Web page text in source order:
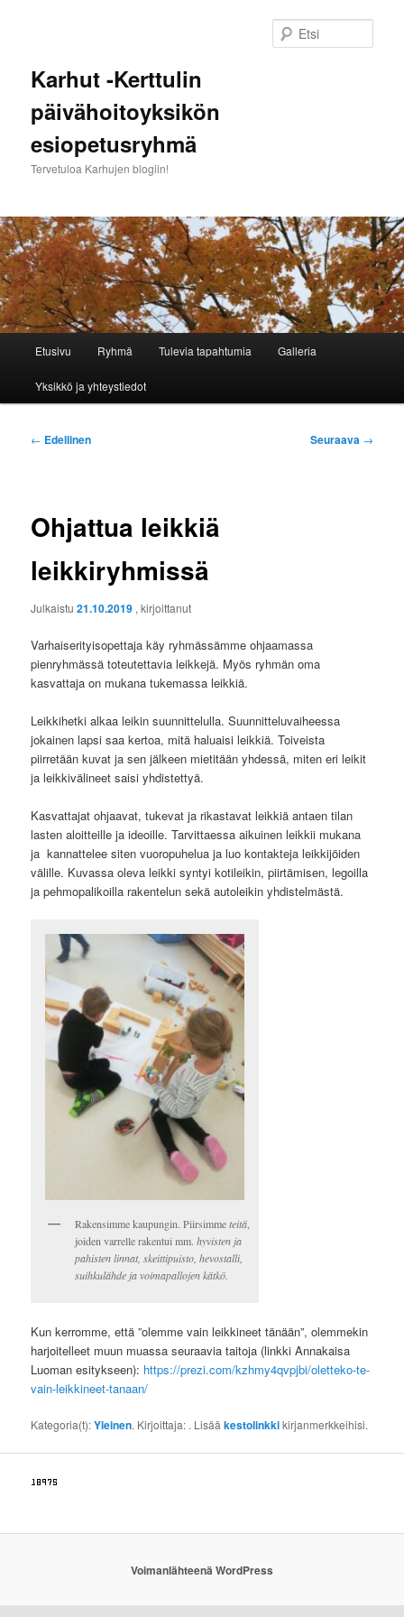
Karhut -Kerttulin
päivähoitoyksikön
esiopetusryhmä
Tervetuloa Karhujen blogiin!
Etusivu Ryhmä Tulevia tapahtumia Galleria
Yksikkö ja yhteystiedot
Artikkelien
← Edellinen Seuraava →
Ohjattua leikkiä
leikkiryhmissä
Julkaistu21.10.2019 , kirjoittanut
Varhaiserityisopettaja käy ryhmässämme ohjaamassa
pienryhmässä toteutettavia leikkejä. Myös ryhmän oma
kasvattaja on mukana tukemassa leikkiä.
Leikkihetki alkaa leikin suunnittelulla. Suunnitteluvaiheessa
jokainen lapsi saa kertoa, mitä haluaisi leikkiä. Toiveista
piirretään kuvat ja sen jälkeen mietitään yhdessä, miten eri leikit
ja leikkivälineet saisi yhdistettyä.
Kasvattajat ohjaavat, tukevat ja rikastavat leikkiä antaen tilan
lasten aloitteille ja ideoille. Tarvittaessa aikuinen leikkii mukana
ja kannattelee siten vuoropuhelua ja luo kontakteja leikkijöiden
välille. Kuvassa oleva leikki syntyi kotileikin, piirtämisen, legoilla
ja pehmopalikoilla rakentelun sekä autoleikin yhdistelmästä.
Rakensimme kaupungin. Piirsimmeteitä
joiden varrelle rakentui mm.hyvisten ja
pahisten linnat, skeittipuisto, hevostalli,
suihkulähde ja voimapallojen kätkö.
Kun kerromme, että ”olemme vain leikkineet tänään”, olemmekin
harjoitelleet muun muassa seuraavia taitoja (linkki Annakaisa
Luoman esitykseen): https://prezi.com/kzhmy4qvpjbi/oletteko-te-
vain-leikkineet-tanaan/
Kategoria(t):Yleinen. Kirjoittaja: . Lisääkestolinkkikirjanmerkkeihisi.
Voimanlähteenä WordPress